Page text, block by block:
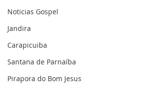
Noticias Gospel
Jandira
Carapicuiba
Santana de Parnaíba
Pirapora do Bom Jesus